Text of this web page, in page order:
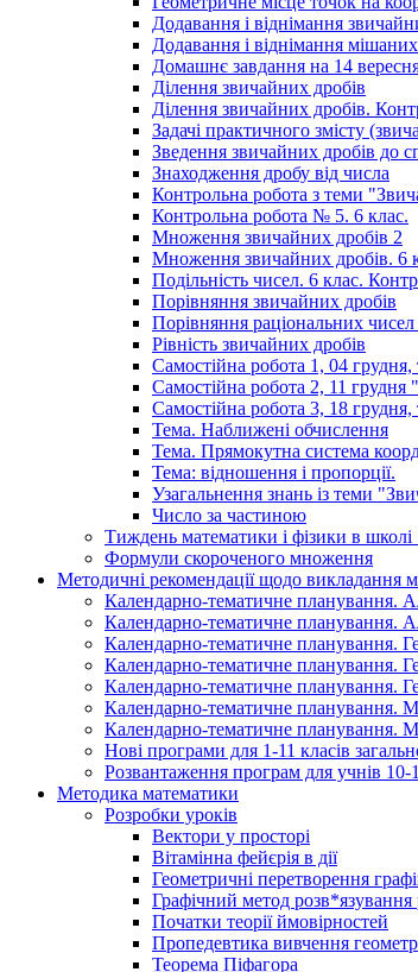
Додавання і віднімання
Додавання і віднімання
Домашнє завдання на 14
Ділення звичайних дробів
Ділення звичайних дробів.
Задачі практичного змісту
Зведення звичайних дробів до
Знаходження дробу від числа
Контрольна робота з теми
Контрольна робота № 5. 6 клас.
Множення звичайних дробів 2
Множення звичайних дробів. 6
Подільність чисел. 6 клас.
Порівняння звичайних дробів
Порівняння раціональних чисел
Рівність звичайних дробів
Самостійна робота 1, 04
Самостійна робота 2, 11 грудня
Самостійна робота 3, 18
Тема. Наближені обчислення
Тема. Прямокутна система
Тема: відношення і пропорції.
Узагальнення знань із теми
Число за частиною
Тиждень математики і фізики в школі
Формули скороченого множення
Методичні рекомендації щодо викладання
Календарно-тематичне планування.
Календарно-тематичне планування.
Календарно-тематичне планування.
Календарно-тематичне планування.
Календарно-тематичне планування.
Календарно-тематичне планування.
Календарно-тематичне планування.
Нові програми для 1-11 класів
Розвантаження програм для учнів 10-
Методика математики
Розробки уроків
Вектори у просторі
Вітамінна фейєрія в дії
Геометричні перетворення
Графічний метод розв*язування
Початки теорії ймовірностей
Пропедевтика вивчення
Теорема Піфагора